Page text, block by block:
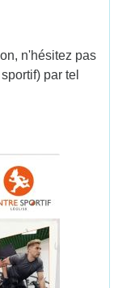
n'hésitez pas
par tel